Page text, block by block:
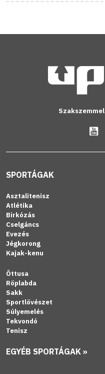
Szakszemmel
SPORTÁGAK
Asztalitenisz
Atlétika
Birkózás
Cselgáncs
Evezés
Jégkorong
Kajak-kenu
Öttusa
Röplabda
Sakk
Sportlövészet
Súlyemelés
Tekvondó
Tenisz
EGYÉB SPORTÁGAK »